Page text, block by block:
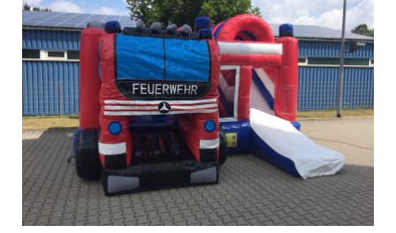
Hubarbeitsbühne B18
24.03.17 Übergabe ELW
20.11.15 Übergabe StLF und HAB
2015 LF 16 „verlässt“ Feuerwehr
Geschichte
historische Fotos
Ehemalige Fahrzeuge